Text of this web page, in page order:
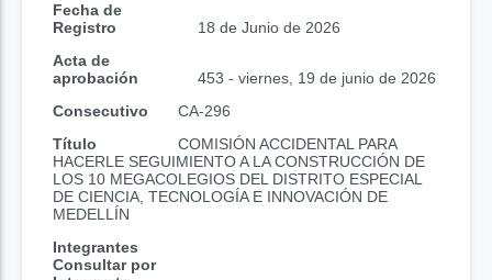
Fecha de
Registro
18 de Junio de 2026
Acta de
aprobación
453 - viernes, 19 de junio de 2026
Consecutivo
CA-296
Título
COMISIÓN ACCIDENTAL PARA
HACERLE SEGUIMIENTO A LA CONSTRUCCIÓN DE
LOS 10 MEGACOLEGIOS DEL DISTRITO ESPECIAL
DE CIENCIA, TECNOLOGÍA E INNOVACIÓN DE
MEDELLÍN
Integrantes
Consultar por